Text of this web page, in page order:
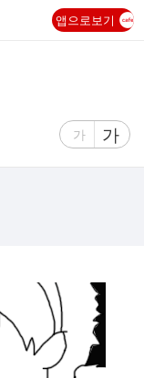
앱으로보기
글
가
글
자
가